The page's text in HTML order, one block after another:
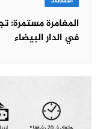
المغامرة مستمرة:
في الدار البيضاء